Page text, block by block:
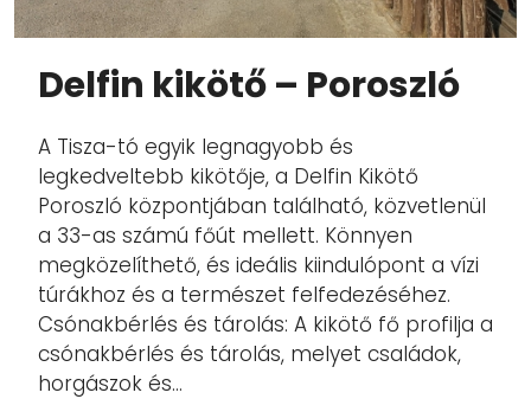
Delfin kikötő – Poroszló
A Tisza-tó egyik legnagyobb és
legkedveltebb kikötője, a Delfin Kikötő
Poroszló központjában található, közvetlenül
a 33-as számú főút mellett. Könnyen
megközelíthető, és ideális kiindulópont a vízi
túrákhoz és a természet felfedezéséhez.
Csónakbérlés és tárolás: A kikötő fő profilja a
csónakbérlés és tárolás, melyet családok,
horgászok és...